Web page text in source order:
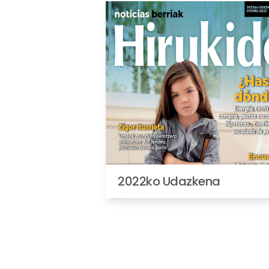
2022ko Udazkena